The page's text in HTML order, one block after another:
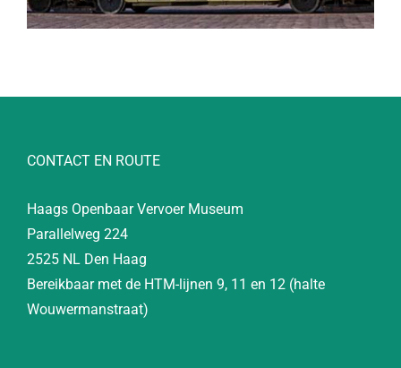
CONTACT EN ROUTE
Haags Openbaar Vervoer Museum
Parallelweg 224
2525 NL Den Haag
Bereikbaar met de HTM-lijnen 9, 11 en 12 (halte
Wouwermanstraat)